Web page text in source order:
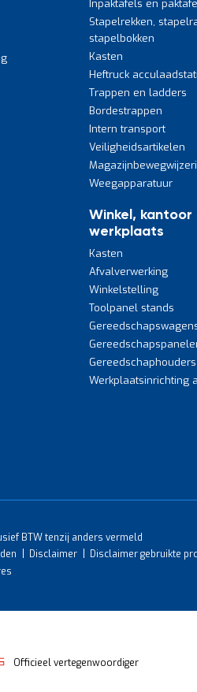
Inpaktafels en
Stapelrekken,
stapelbokken
Kasten
Heftruck
Trappen en ladders
Bordestrappen
Intern transport
Veiligheidsartikelen
Weegapparatuur
Winkel, kantoor
werkplaats
Kasten
Afvalverwerking
Winkelstelling
Toolpanel stands
Gereedschaphouders
Werkplaatsinrichting
BTW tenzij anders vermeld
Disclaimer Disclaimer gebruikte
Officieel vertegenwoordiger